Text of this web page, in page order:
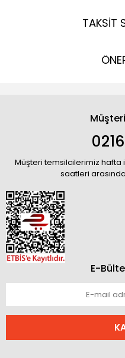
TAKSİT
Müşteri temsilcilerimiz hafta
saatleri
E-